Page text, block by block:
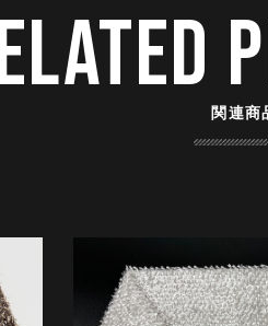
関連商